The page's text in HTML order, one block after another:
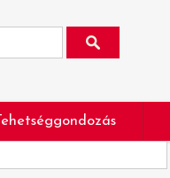
Tehetséggondozás